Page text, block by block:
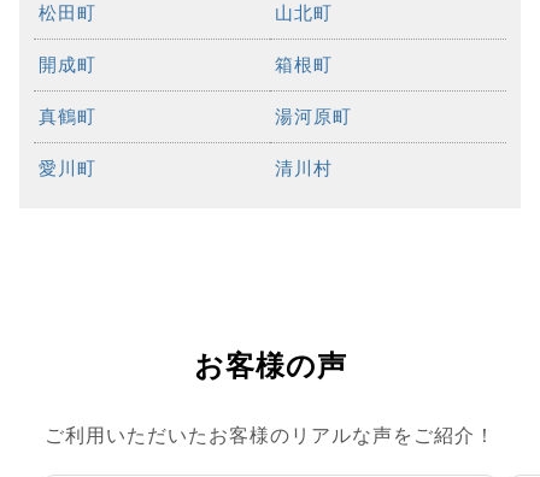
松田町 山北町
開成町 箱根町
真鶴町 湯河原町
愛川町 清川村
お客様の声
ご利用いただいたお客様のリアルな声をご紹介！